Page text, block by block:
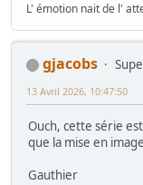
L' émotion nait de l'
gjacobs
13 Avril 2026, 10:47:50
Ouch, cette série
que la mise en
Gauthier